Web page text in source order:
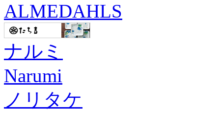
ALMEDAHLS
ナルミ
Narumi
ノリタケ